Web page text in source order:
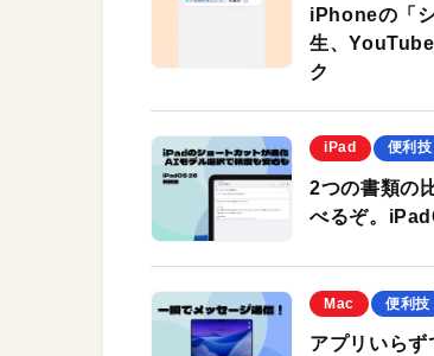
iPhoneの「
生、
ク
iPad 便利技
2つの書類の
べるぞ。
Mac 便利技
アプリいら